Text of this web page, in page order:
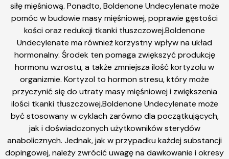
siłę mięśniową. Ponadto, Boldenone Undecylenate może
pomóc w budowie masy mięśniowej, poprawie gęstości
kości oraz redukcji tkanki tłuszczowej.Boldenone
Undecylenate ma również korzystny wpływ na układ
hormonalny. Środek ten pomaga zwiększyć produkcję
hormonu wzrostu, a także zmniejsza ilość kortyzolu w
organizmie. Kortyzol to hormon stresu, który może
przyczynić się do utraty masy mięśniowej i zwiększenia
ilości tkanki tłuszczowej.Boldenone Undecylenate może
być stosowany w cyklach zarówno dla początkujących,
jak i doświadczonych użytkowników sterydów
anabolicznych. Jednak, jak w przypadku każdej substancji
dopingowej, należy zwrócić uwagę na dawkowanie i okresy